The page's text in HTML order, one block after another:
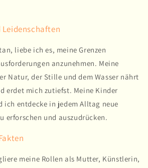
Leidenschaften
liebe ich es, meine Grenzen
anzunehmen. Meine
Natur, der Stille und dem Wasser nährt
erdet mich zutiefst. Meine Kinder
ich entdecke in jedem Alltag neue
erforschen und auszudrücken.
meine Rollen als Mutter, Künstlerin,